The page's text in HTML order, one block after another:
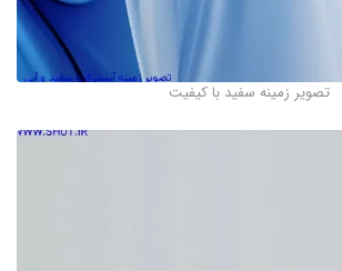
تصویر زمینه سفید با کیفیت